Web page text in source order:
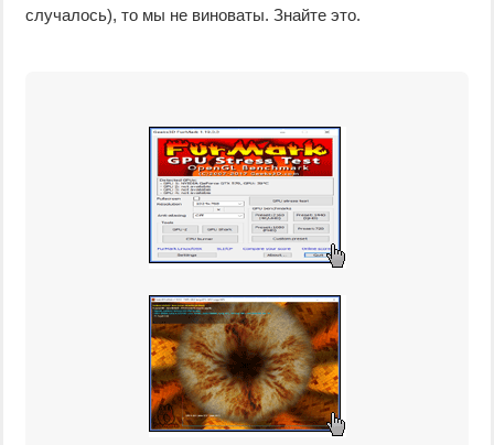
случалось), то мы не виноваты. Знайте это.